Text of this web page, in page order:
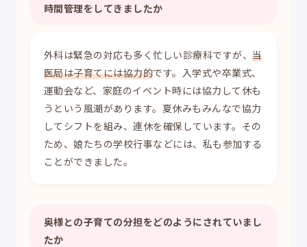
時間管理をしてきましたか
外科は緊急の対応も多く忙しい診療科ですが、当
医局は子育てには協力的です。入学式や卒業式、
運動会など、家庭のイベント時には協力して休も
うという風潮があります。夏休みもみんなで協力
してシフトを組み、連休を確保しています。その
ため、娘たちの学校行事などには、私も参加する
ことができました。
奥様との子育ての分担をどのようにされていまし
たか